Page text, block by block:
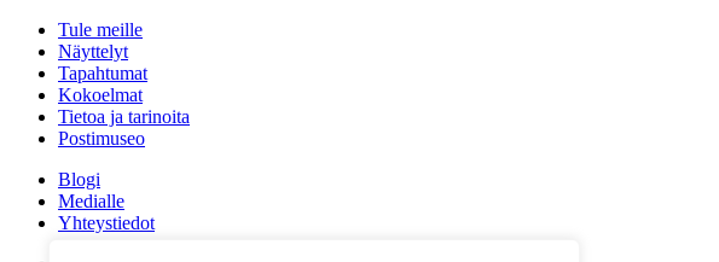
Tule meille
Näyttelyt
Tapahtumat
Kokoelmat
Tietoa ja tarinoita
Postimuseo
Blogi
Medialle
Yhteystiedot